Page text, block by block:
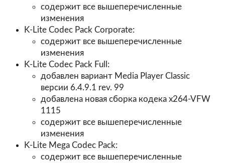
содержит все вышеперечисленные
изменения
K-Lite Codec Pack Corporate:
содержит все вышеперечисленные
изменения
K-Lite Codec Pack Full:
добавлен вариант Media Player Classic
версии 6.4.9.1 rev. 99
добавлена новая сборка кодека x264-VFW
1115
содержит все вышеперечисленные
изменения
K-Lite Mega Codec Pack:
содержит все вышеперечисленные